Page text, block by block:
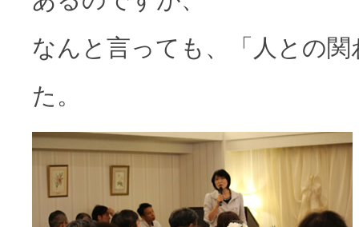
なんと言っても、「人との
た。